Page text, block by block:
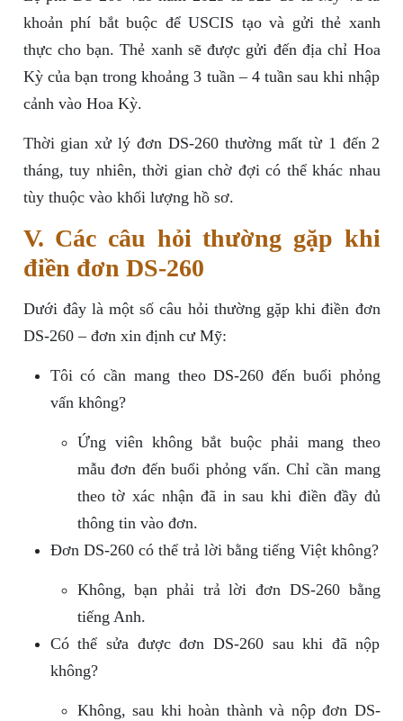
khoản phí bắt buộc để USCIS tạo và gửi thẻ xanh
thực cho bạn. Thẻ xanh sẽ được gửi đến địa chỉ Hoa
Kỳ của bạn trong khoảng 3 tuần – 4 tuần sau khi nhập
cảnh vào Hoa Kỳ.
Thời gian xử lý đơn DS-260 thường mất từ 1 đến 2
tháng, tuy nhiên, thời gian chờ đợi có thể khác nhau
tùy thuộc vào khối lượng hồ sơ.
V. Các câu hỏi thường gặp khi
điền đơn DS-260
Dưới đây là một số câu hỏi thường gặp khi điền đơn
DS-260 – đơn xin định cư Mỹ:
Tôi có cần mang theo DS-260 đến buổi phỏng
vấn không?
Ứng viên không bắt buộc phải mang theo
mẫu đơn đến buổi phỏng vấn. Chỉ cần mang
theo tờ xác nhận đã in sau khi điền đầy đủ
thông tin vào đơn.
Đơn DS-260 có thể trả lời bằng tiếng Việt không?
Không, bạn phải trả lời đơn DS-260 bằng
tiếng Anh.
Có thể sửa được đơn DS-260 sau khi đã nộp
không?
Không, sau khi hoàn thành và nộp đơn DS-